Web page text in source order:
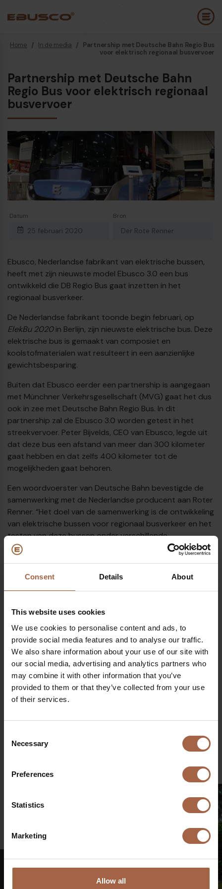
Consent Details About
This website uses cookies
We use cookies to personalise content and ads, to
provide social media features and to analyse our traffic.
We also share information about your use of our site with
our social media, advertising and analytics partners who
may combine it with other information that you’ve
provided to them or that they’ve collected from your use
of their services.
Selection
Necessary
Preferences
Statistics
Marketing
Allow all
Back (Over ons)
Bedrijfsprofiel
Visie en waarden
Duurzaamheid
Historie
Awards & Certificeringen
Team
Home / In de media / Partnership met Deutsche Bahn Regio Bus
voor elektrisch regionaal busvervoer
Partnership met Deutsche Bahn
Regio Bus voor elektrisch regionaal
busvervoer
Datum
25 februari 2020
Bron
Der Rote Renner
Ebusco, Nederlandse fabrikant van elektrische bussen,
heeft met zijn nieuwste model Ebusco 3.0 een bus
ontwikkeld die DB Regio Bus gaat inzetten in het
regionaal busverkeer.
De Nederlandse fabrikant toonde begin februari, op
ElekBu 2020in Berlijn, zijn nieuwste elektrische bus. Deze
elektrische bus is gemaakt van composiet en
koolstofmaterialen wat resulteert in een aanzienlijke
gewichtsbesparing.
Buiten dat Ebusco eerder een partnership is aangegaan
met Münchner Verkehrsgesellschaft (MVG) gaat het dus
ook in zee met Deutsche Bahn Regio Bus. In dit
partnership zal de Ebusco 3.0 worden getest in het
streekvervoer. Peter Bijvelds, CEO van Ebusco, legde uit
dat deze bus een afstand van meer dan 300 kilometer
gaat hebben en dat zelfs 400 kilometer tot de
mogelijkheden gaat behoren.
Een woordvoerster van Deutsche Bahn bevestigde de
samenwerking met de Nederlandse producent aan Roter
Renner. “Het doel van de samenwerking is de ontwikkeling
van elektrische bussen voor regionaal busverkeer en het
testen van deze bussen onder verschillende
omstandigheden.”
De twee partners willen de ontwikkeling van elektrische
bussen hiermee sterk bevorderen en daarmee
belangrijke inzichten krijgen voor het long-range gebruik.
kunnen afleggen zonder tussentijds te hoeven worden
bijgeladen”.
Onderwerpen
Ebusco 3.0
Deel op
WhatsApp
Diesel bus euro VI